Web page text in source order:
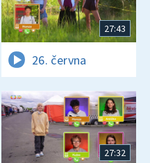
27:43
26. června
27:32